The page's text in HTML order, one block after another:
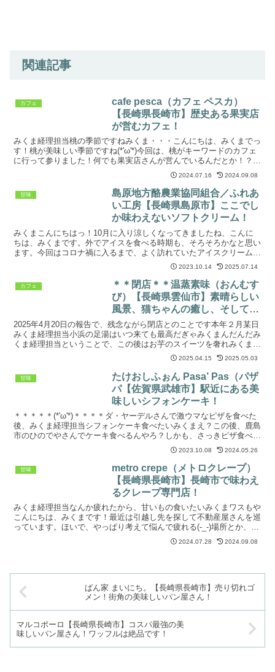
関連記事
カフェ
cafe pesca（カフェ ペスカ）
【長崎県長崎市】歴史ある果実店
が営むカフェ！
みくま経理担当桃の季節ですねみくま・・・こんにちは、みくまでっ
す！桃が美味しい季節ですね(*'ω'*)今回は、桃がキーワードのカフェ
に行って参りました！何でも果実店さんが営んでいるんだとか！？み
くま経理担当モモ、オゴレみくま創業140年の果...2024.07.16 2024.09.08
甘味
島原地方酪農業協同組合／ふれあ
い工房【長崎県島原市】ここでし
か味わえないソフトクリーム！
みくまこんにちはっ！10月に入り涼しくなってきましたね、こんに
ちは、みくまです。外でアイスを食べる時期も、そろそろかなと思い
ます。今回はコロナ禍に入るまで、よく訪れていたアイスクリーム店
に行ってきました。約５年ぶりでしょうか('Д')島原の...
2023.10.14 2025.07.14
カフェ
＊＊閉店＊＊温蒸素味（おんむす
び）【長崎県雲仙市】素晴らしい
風景、猫ちゃんの癒し、そしてス
イーツを堪能！
2025年4月20日の報告で、残念ながら閉店とのことです本年２月某日
みくま経理担当小浜の足湯はいつ来ても最高だぎゃみくまんだんだみ
くま経理担当ということで、この後はお芋のスイーツを奢れみくま毎
回、この流れやな...こんにちは、みくまでっす！...2025.04.15 2025.05.03
甘味
たけおしふぉん Pasa’ Pas（パザ
パ【佐賀県武雄市】駅近にある美
味しいシフォンケーキ！
＊＊＊＊＊(*'ω'*)＊＊＊＊ダ・ヤーデルさんで激ウマなピザを食べた
後、みくま経理担当シフォンケーキ食べたいみくまえ？この後、鹿島
市のひのでやさんでケーキ食べるんやろ？しかも、さっきピザ食べた
ばっか。小麦粉のオンパレードやん。みくま経理担...
2023.10.08 2024.05.26
甘味
metro crepe（メトロクレープ）
【長崎県長崎市】長崎市で味わえ
るクレープ専門店！
みくま経理担当なんか疲れたから、甘いもの食いたいみくまワスもや
こんにちは、みくまです！最近は引越し先を探して不動産屋さんを巡
っています。ほいで、やっぱり考えて悩んで疲れる(-_-)場所とか、特
に資金とか......そんな時は甘いものを食べて... 2024.07.28 2024.09.08
ぱん家 まいにち。【長崎県長崎市】売り切れゴ
メン！街角の美味しいパン屋さん！
マルコポーロ【長崎県長崎市】コスパ最強の美
味しいパン屋さん！ワッフルは絶品です！